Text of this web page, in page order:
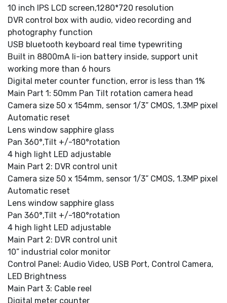
10 inch IPS LCD screen,1280*720 resolution
DVR control box with audio, video recording and
photography function
USB bluetooth keyboard real time typewriting
Built in 8800mA li-ion battery inside, support unit
working more than 6 hours
Digital meter counter function, error is less than 1%
Main Part 1: 50mm Pan Tilt rotation camera head
Camera size 50 x 154mm, sensor 1/3” CMOS, 1.3MP pixel
Automatic reset
Lens window sapphire glass
Pan 360°,Tilt +/-180°rotation
4 high light LED adjustable
Main Part 2: DVR control unit
Camera size 50 x 154mm, sensor 1/3” CMOS, 1.3MP pixel
Automatic reset
Lens window sapphire glass
Pan 360°,Tilt +/-180°rotation
4 high light LED adjustable
Main Part 2: DVR control unit
10” industrial color monitor
Control Panel: Audio Video, USB Port, Control Camera,
LED Brightness
Main Part 3: Cable reel
Digital meter counter